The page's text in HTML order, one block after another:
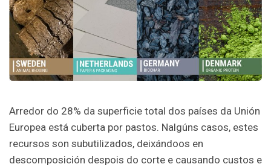
Arredor do 28% da superficie total dos países da Unión
Europea está cuberta por pastos. Nalgúns casos, estes
recursos son subutilizados, deixándoos en
descomposición despois do corte e causando custos e